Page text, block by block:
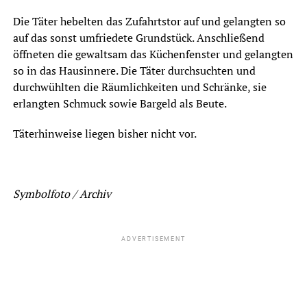
Die Täter hebelten das Zufahrtstor auf und gelangten so
auf das sonst umfriedete Grundstück. Anschließend
öffneten die gewaltsam das Küchenfenster und gelangten
so in das Hausinnere. Die Täter durchsuchten und
durchwühlten die Räumlichkeiten und Schränke, sie
erlangten Schmuck sowie Bargeld als Beute.
Täterhinweise liegen bisher nicht vor.
Symbolfoto / Archiv
ADVERTISEMENT